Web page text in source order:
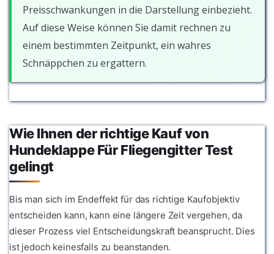
Preisschwankungen in die Darstellung einbezieht.
Auf diese Weise können Sie damit rechnen zu
einem bestimmten Zeitpunkt, ein wahres
Schnäppchen zu ergattern.
Wie Ihnen der richtige Kauf von
Hundeklappe Für Fliegengitter Test
gelingt
Bis man sich im Endeffekt für das richtige Kaufobjektiv
entscheiden kann, kann eine längere Zeit vergehen, da
dieser Prozess viel Entscheidungskraft beansprucht. Dies
ist jedoch keinesfalls zu beanstanden.